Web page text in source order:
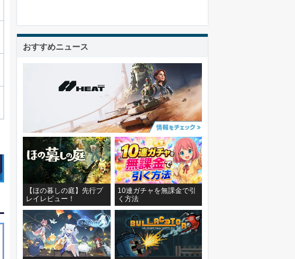
おすすめニュース
【ほの暮しの庭】先行プ
レイレビュー！
10連ガチャを無課金で引
く方法